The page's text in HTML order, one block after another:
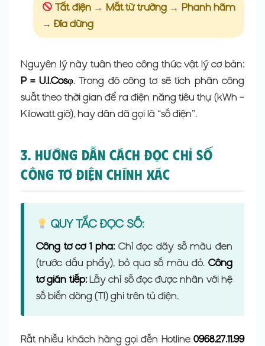
Tắt điện → Mất từ trường → Phanh hãm
→ Đĩa dừng
Nguyên lý này tuân theo công thức vật lý cơ bản:
P = U.I.Cosφ. Trong đó công tơ sẽ tích phân công
suất theo thời gian để ra điện năng tiêu thụ (kWh –
Kilowatt giờ), hay dân dã gọi là “số điện”.
3. Hướng Dẫn Cách Đọc Chỉ Số
Công Tơ Điện Chính Xác
QUY TẮC ĐỌC SỐ:
Công tơ cơ 1 pha:Chỉ đọc dãy số màu đen
(trước dấu phẩy), bỏ qua số màu đỏ. Công
tơ gián tiếp:Lấy chỉ số đọc được nhân với hệ
số biến dòng (TI) ghi trên tủ điện.
Rất nhiều khách hàng gọi đến Hotline 0968.27.11.99